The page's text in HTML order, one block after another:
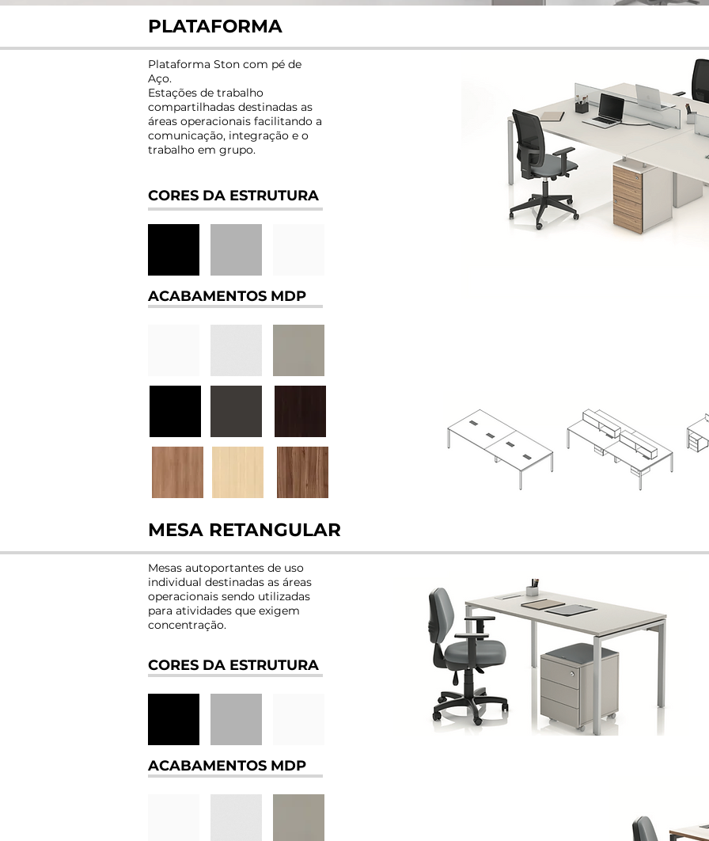
PLATAFORMA
Plataforma Ston com pé de
Aço.
Estações de trabalho
compartilhadas destinadas as
áreas operacionais facilitando a
comunicação, integração e o
trabalho em grupo.
CORES DA ESTRUTURA
ACABAMENTOS MDP
CORES DA ESTRUTURA
ACABAMENTOS MDP
MESA RETANGULAR
Mesas autoportantes de uso
individual destinadas as áreas
operacionais sendo utilizadas
para atividades que exigem
concentração.